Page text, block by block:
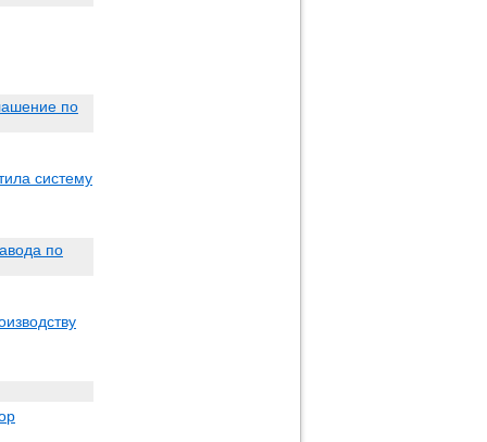
по
систему
по